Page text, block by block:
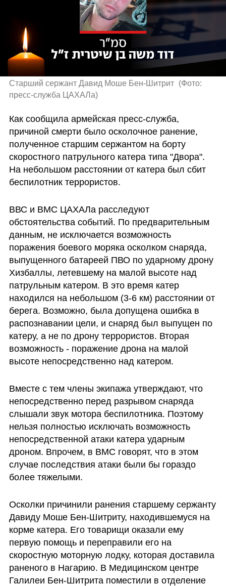
Старший сержант Давид Моше Бен-Шитрит (Фото:
пресс-служба ЦАХАЛа)
Как сообщила армейская пресс-служба,
причиной смерти было осколочное ранение,
полученное старшим сержантом на борту
скоростного патрульного катера типа "Двора".
На небольшом расстоянии от катера был сбит
беспилотник террористов.
ВВС и ВМС ЦАХАЛа расследуют
обстоятельства событий. По предварительным
данным, не исключается возможность
поражения боевого моряка осколком снаряда,
выпущенного батареей ПВО по ударному дрону
Хизбаллы, летевшему на малой высоте над
патрульным катером. В это время катер
находился на небольшом (3-6 км) расстоянии от
берега. Возможно, была допущена ошибка в
распознавании цели, и снаряд был выпущен по
катеру, а не по дрону террористов. Вторая
возможность - поражение дрона на малой
высоте непосредственно над катером.
Вместе с тем члены экипажа утверждают, что
непосредственно перед разрывом снаряда
слышали звук мотора беспилотника. Поэтому
нельзя полностью исключать возможность
непосредственной атаки катера ударным
дроном. Впрочем, в ВМС говорят, что в этом
случае последствия атаки были бы гораздо
более тяжелыми.
Осколки причинили ранения старшему сержанту
Давиду Моше Бен-Шитриту, находившемуся на
корме катера. Его товарищи оказали ему
первую помощь и переправили его на
скоростную моторную лодку, которая доставила
раненого в Нагарию. В Медицинском центре
Галилеи Бен-Шитрита поместили в отделение